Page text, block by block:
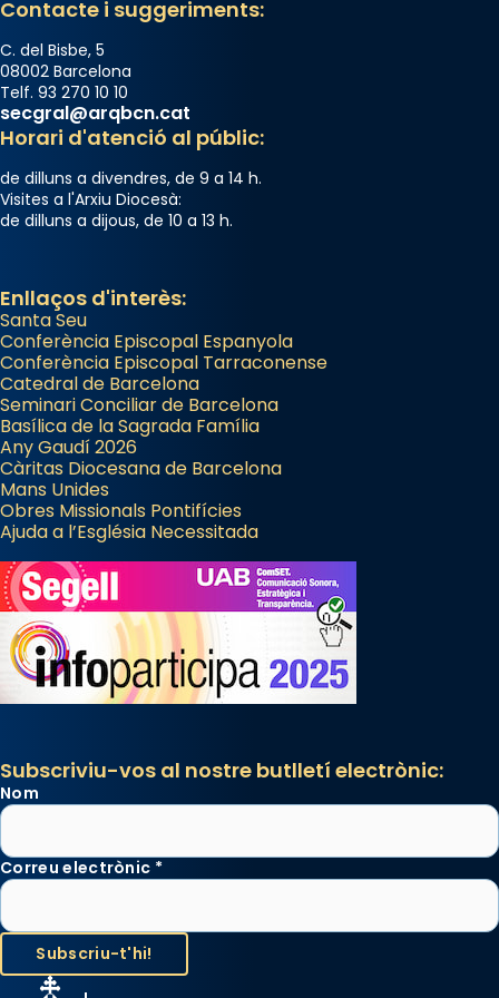
Contacte i suggeriments:
C. del Bisbe, 5
08002 Barcelona
Telf. 93 270 10 10
secgral@arqbcn.cat
Horari d'atenció al públic:
de dilluns a divendres, de 9 a 14 h.
Visites a l'Arxiu Diocesà:
de dilluns a dijous, de 10 a 13 h.
Enllaços d'interès:
Santa Seu
Conferència Episcopal Espanyola
Conferència Episcopal Tarraconense
Catedral de Barcelona
Seminari Conciliar de Barcelona
Basílica de la Sagrada Família
Any Gaudí 2026
Càritas Diocesana de Barcelona
Mans Unides
Obres Missionals Pontifícies
Ajuda a l’Església Necessitada
Subscriviu-vos al nostre butlletí electrònic:
Nom
Correu electrònic *